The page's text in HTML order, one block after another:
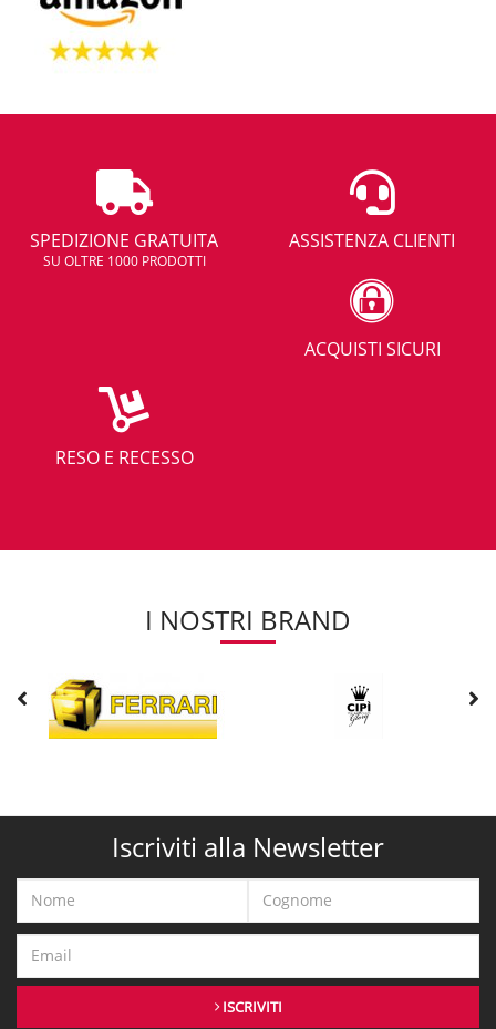
SPEDIZIONE GRATUITA
SU OLTRE 1000 PRODOTTI
ASSISTENZA CLIENTI
ACQUISTI SICURI
RESO E RECESSO
I NOSTRI BRAND
Iscriviti alla Newsletter
ISCRIVITI